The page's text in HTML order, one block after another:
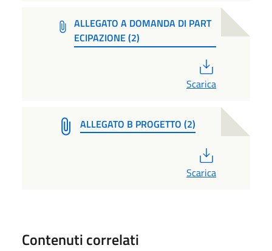
ALLEGATO A DOMANDA DI PART
ECIPAZIONE (2)
Scarica
ALLEGATO B PROGETTO (2)
Scarica
Contenuti correlati